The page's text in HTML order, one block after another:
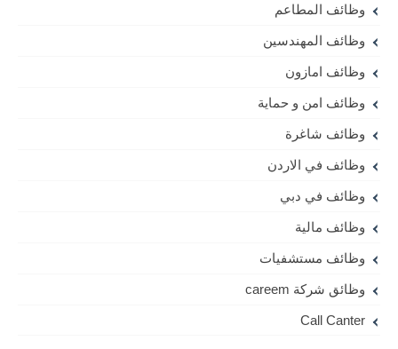
وظائف المطاعم
وظائف المهندسين
وظائف امازون
وظائف امن و حماية
وظائف شاغرة
وظائف في الاردن
وظائف في دبي
وظائف مالية
وظائف مستشفيات
وظائق شركة careem
Call Canter